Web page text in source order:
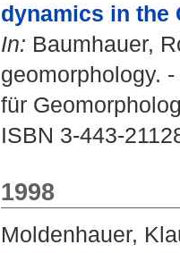
dynamics in the
In: Baumhauer,
geomorphology.
für
ISBN 3-443-
1998
Moldenhauer,